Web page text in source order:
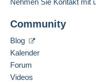
UPS/Kiala-
Adresse des
3 RESIDENCE
84800
Frankreich
Diesen Verkäufer zu
Community
Blog
Kalender
Forum
Videos